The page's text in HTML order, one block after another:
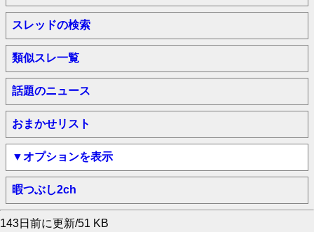
スレッドの検索
類似スレ一覧
話題のニュース
おまかせリスト
▼オプションを表示
暇つぶし2ch
143日前に更新/51 KB